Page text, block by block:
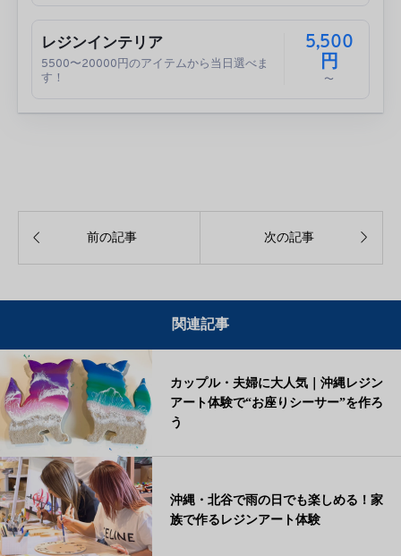
レジンインテリア
5500〜20000円のアイテムから当日選べま
す！
5,500
円
〜
 前の記事 次の記事 
関連記事
カップル・夫婦に大人気｜沖縄レジン
アート体験で“お座りシーサー”を作ろ
う
沖縄・北谷で雨の日でも楽しめる！家
族で作るレジンアート体験